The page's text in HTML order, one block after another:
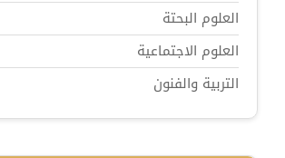
العلوم البحتة
العلوم الاجتماعية
التربية والفنون